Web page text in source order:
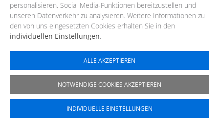
personalisieren, Social Media-Funktionen bereitzustellen und
unseren Datenverkehr zu analysieren. Weitere Informationen zu
den von uns eingesetzten Cookies erhalten Sie in den
individuellen Einstellungen.
ALLE AKZEPTIEREN
NOTWENDIGE COOKIES AKZEPTIEREN
INDIVIDUELLE EINSTELLUNGEN